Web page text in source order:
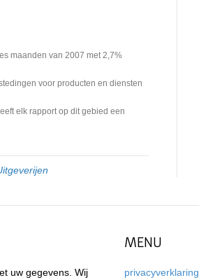
maanden van 2007 met 2,7%
voor producten en diensten
elk rapport op dit gebied een
uw gegevens. Wij
MENU
privacyverklaring